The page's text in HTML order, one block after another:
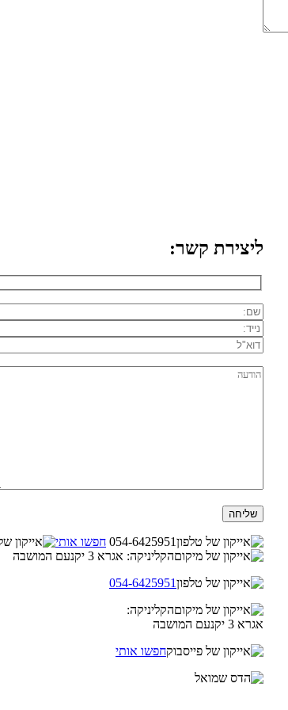
ליצירת קשר:
054-6425951 חפשו אותי
הקליניקה: אגרא 3 יקנעם המושבה
054-6425951
הקליניקה:
אגרא 3 יקנעם המושבה
חפשו אותי